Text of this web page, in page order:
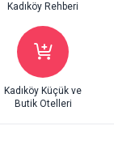
Kadıköy Rehberi
Kadıköy Küçük ve
Butik Otelleri